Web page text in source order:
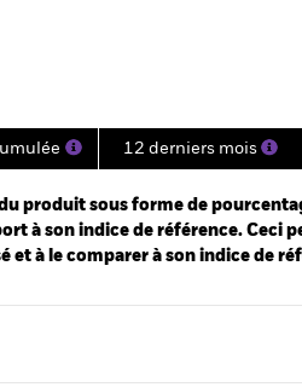
12 derniers mois
produit sous forme de
à son indice de référence. Ceci
et à le comparer à son indice de